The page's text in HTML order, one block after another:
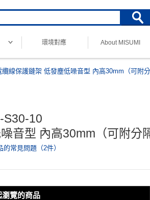
環境對應 About MISUMI
纜線保護鏈架 低發塵低噪音型 內高30mm（可附分
S30-10
音型 內高30mm（可附分
的常見問題（2件）
覽的商品